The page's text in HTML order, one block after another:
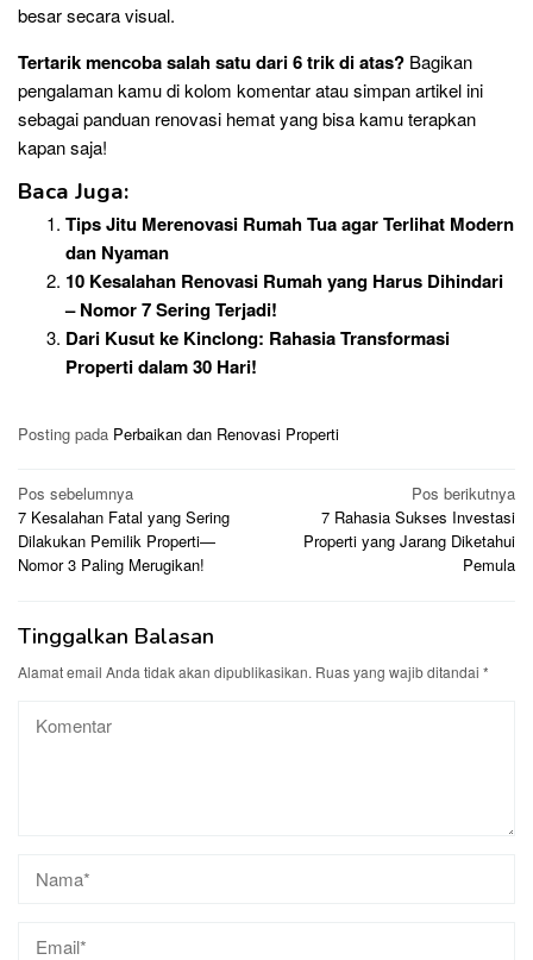
besar secara visual.
Tertarik mencoba salah satu dari 6 trik di atas? Bagikan
pengalaman kamu di kolom komentar atau simpan artikel ini
sebagai panduan renovasi hemat yang bisa kamu terapkan
kapan saja!
Baca Juga:
Tips Jitu Merenovasi Rumah Tua agar Terlihat Modern
dan Nyaman
10 Kesalahan Renovasi Rumah yang Harus Dihindari
– Nomor 7 Sering Terjadi!
Dari Kusut ke Kinclong: Rahasia Transformasi
Properti dalam 30 Hari!
Posting pada Perbaikan dan Renovasi Properti
Navigasi
pos
Pos sebelumnya
7 Kesalahan Fatal yang Sering
Dilakukan Pemilik Properti—
Nomor 3 Paling Merugikan!
Pos berikutnya
7 Rahasia Sukses Investasi
Properti yang Jarang Diketahui
Pemula
Tinggalkan Balasan
Alamat email Anda tidak akan dipublikasikan. Ruas yang wajib ditandai *